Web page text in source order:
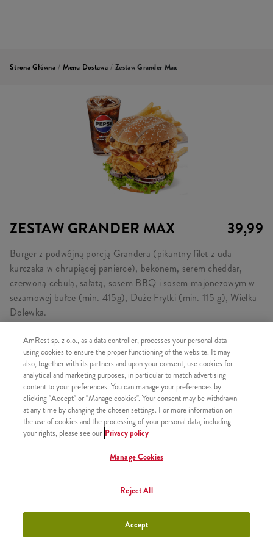
Strona Główna / Menu Dostawa / Zestaw Grander Max
ZESTAW GRANDER MAX 39,99
Burger z podwójną porcją Grandera (pikantny filet z uda
kurczaka w chrupiącej panierce), bekonem, serem cheddar,
czerwoną cebulą, sałatą, sosem BBQ i sosem majonezowym w
sezamowej bułce (min. 415g), Duże Frytki (min. 115 g), Wielka
Dolewka.
SKŁADA SIĘ Z
1x Grander Max
1x Duże Frytki
1x Wielka Dolewka
PODOBNE PRODUKTY
AmRest sp. z o.o., as a data controller, processes your personal data
using cookies to ensure the proper functioning of the website. It may
also, together with its partners and upon your consent, use cookies for
analytical and marketing purposes, in particular to match advertising
content to your preferences. You can manage your preferences by
clicking "Accept" or "Manage cookies". Your consent may be withdrawn
at any time by changing the chosen settings. For more information on
the use of cookies and the processing of your personal data, including
your rights, please see our Privacy policy
Manage Cookies
Reject All
Accept